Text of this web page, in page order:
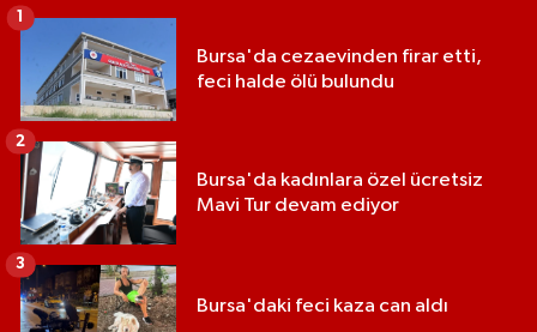
Bursa'da cezaevinden firar etti,
feci halde ölü bulundu
1
Bursa'da kadınlara özel ücretsiz
Mavi Tur devam ediyor
2
Bursa'daki feci kaza can aldı
3